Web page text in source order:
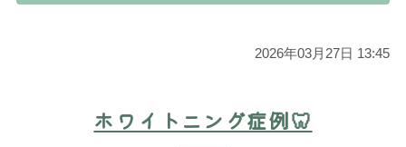
2026年03月27日 13:45
ホワイトニング症例🦷